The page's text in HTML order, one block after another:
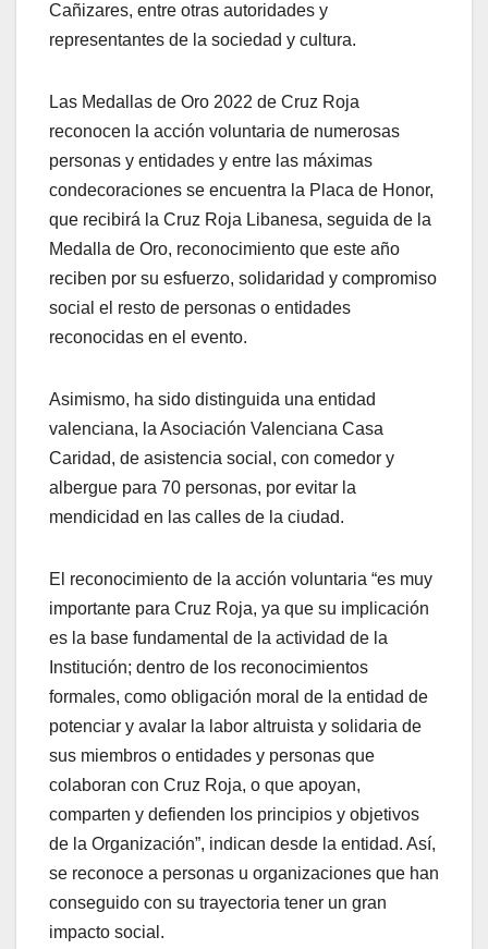
Cañizares, entre otras autoridades y
representantes de la sociedad y cultura.
Las Medallas de Oro 2022 de Cruz Roja
reconocen la acción voluntaria de numerosas
personas y entidades y entre las máximas
condecoraciones se encuentra la Placa de Honor,
que recibirá la Cruz Roja Libanesa, seguida de la
Medalla de Oro, reconocimiento que este año
reciben por su esfuerzo, solidaridad y compromiso
social el resto de personas o entidades
reconocidas en el evento.
Asimismo, ha sido distinguida una entidad
valenciana, la Asociación Valenciana Casa
Caridad, de asistencia social, con comedor y
albergue para 70 personas, por evitar la
mendicidad en las calles de la ciudad.
El reconocimiento de la acción voluntaria “es muy
importante para Cruz Roja, ya que su implicación
es la base fundamental de la actividad de la
Institución; dentro de los reconocimientos
formales, como obligación moral de la entidad de
potenciar y avalar la labor altruista y solidaria de
sus miembros o entidades y personas que
colaboran con Cruz Roja, o que apoyan,
comparten y defienden los principios y objetivos
de la Organización”, indican desde la entidad. Así,
se reconoce a personas u organizaciones que han
conseguido con su trayectoria tener un gran
impacto social.